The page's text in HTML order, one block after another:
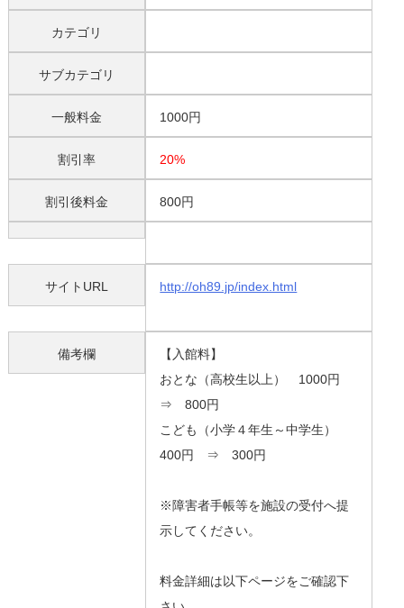
カテゴリ
サブカテゴリ
一般料金 1000円
割引率 20%
割引後料金 800円
サイトURL http://oh89.jp/index.html
備考欄
【入館料】
おとな（高校生以上） 1000円
⇒ 800円
こども（小学４年生～中学生）
400円 ⇒ 300円
※障害者手帳等を施設の受付へ提
示してください。
料金詳細は以下ページをご確認下